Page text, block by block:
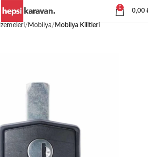
0
0,00
Mobilya Mobilya Kilitleri